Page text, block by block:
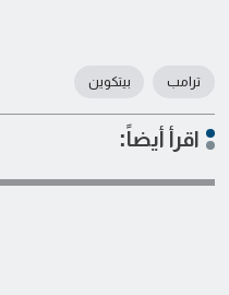
ترامب بيتكوين
اقرأ أيضاً: